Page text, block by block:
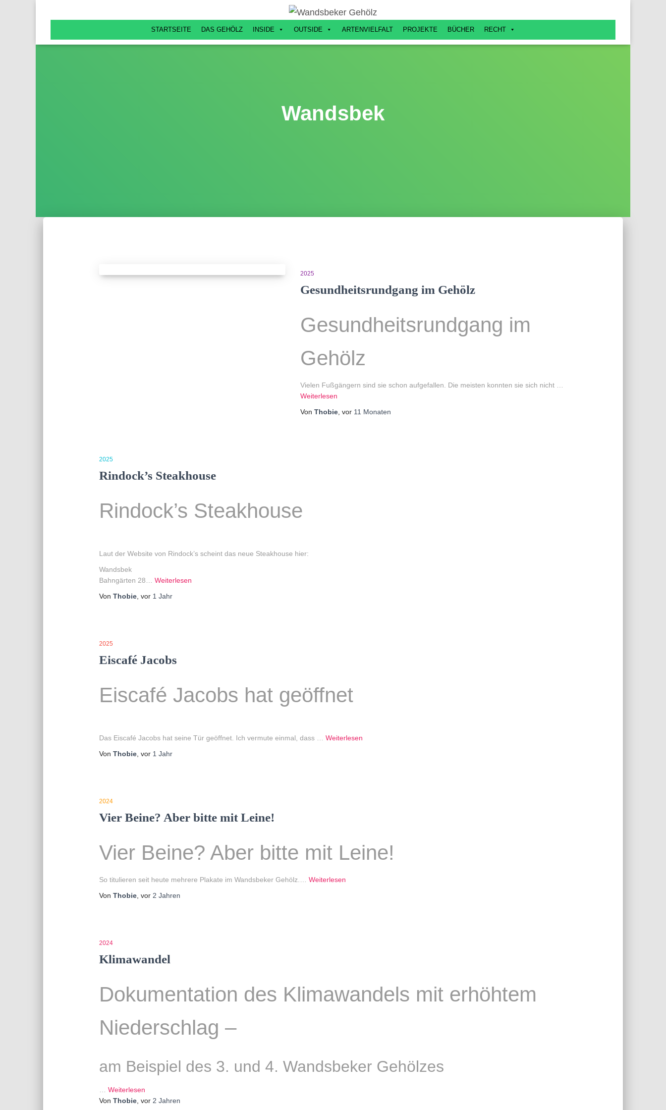
STARTSEITE DAS GEHÖLZ INSIDE OUTSIDE ARTENVIELFALT PROJEKTE BÜCHER RECHT
Wandsbek
2025
Gesundheitsrundgang im Gehölz
Gesundheitsrundgang im
Gehölz
Vielen Fußgängern sind sie schon aufgefallen. Die meisten konnten sie sich nicht …
Weiterlesen
Von Thobie, vor 11 Monaten
2025
Rindock’s Steakhouse
Rindock’s Steakhouse
Laut der Website von Rindock’s scheint das neue Steakhouse hier:
Wandsbek
Bahngärten 28… Weiterlesen
Von Thobie, vor 1 Jahr
2025
Eiscafé Jacobs
Eiscafé Jacobs hat geöffnet
Das Eiscafé Jacobs hat seine Tür geöffnet. Ich vermute einmal, dass … Weiterlesen
Von Thobie, vor 1 Jahr
2024
Vier Beine? Aber bitte mit Leine!
Vier Beine? Aber bitte mit Leine!
So titulieren seit heute mehrere Plakate im Wandsbeker Gehölz.… Weiterlesen
Von Thobie, vor 2 Jahren
2024
Klimawandel
Dokumentation des Klimawandels mit erhöhtem
Niederschlag –
am Beispiel des 3. und 4. Wandsbeker Gehölzes
Weiterlesen
Von Thobie, vor 2 Jahren